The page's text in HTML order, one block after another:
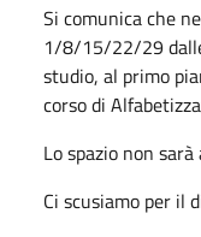
Si comunica che
1/8/15/22/29
studio, al primo
corso di
Lo spazio non
Ci scusiamo per il